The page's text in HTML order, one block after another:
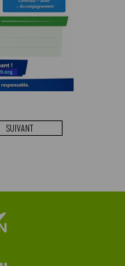
SUIVANT